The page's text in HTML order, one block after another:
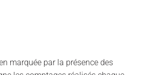
marquée par la présence des